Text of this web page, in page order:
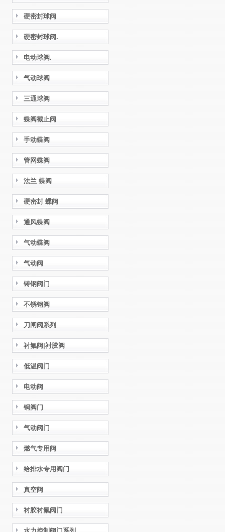
硬密封球阀
硬密封球阀.
电动球阀.
气动球阀
三通球阀
蝶阀截止阀
手动蝶阀
管网蝶阀
法兰 蝶阀
硬密封 蝶阀
通风蝶阀
气动蝶阀
气动阀
铸钢阀门
不锈钢阀
刀闸阀系列
衬氟阀|衬胶阀
低温阀门
电动阀
铜阀门
气动阀门
燃气专用阀
给排水专用阀门
真空阀
衬胶衬氟阀门